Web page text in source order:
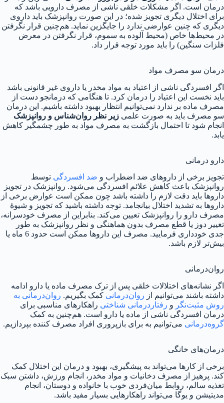
درمان است. اگر مشکلات خلقی ناشی از مصرف دارویی باشد که
برای اختلال دیگری تجویز شده؛ در این صورت روانپزشک باید داروی
دیگری که چنین عوارضی ندارد را جایگزین نماید. هم‌چنین قرار نگرفتن
در محیط‌ها خاص (محیط آلوده به سموم، قرار نگرفتن در معرض
فلزات سنگین) را باید مورد توجه قرار داد.
درمان سو مصرف مواد
اگر افسردگی ناشی از اعتیاد به مواد مخدر یا داروی غیر قانونی باشد
باید نخست این اعتیاد را درمان کرد. تا هنگامی که درمانجو دست از
مصرف ماده بر ندارد نمی‌توانیم انتظار بهبود داشته باشیم. این درمان
سو مصرف باید به صورت علمی زیر نظر روان‌شناس و روانپزشک
انجام شود تا احتمال بازگشت به مصرف مواد به طور چشمگیر کاهش
یابد.
دارو درمانی
تجویز برخی از داروهای ضد اضطراب و ضد افسردگی توسط
روانپزشک باعث کاهش علائم افسردگی می‌شود. روانپزشک در تجویز
داروها باید دقت لازم را داشته باشد چون ممکن است عوارض برخی از
داروها به تشدید اختلال بیانجامد. توجه داشته باشید که تجویز و شیوهٔ
مصرف دارو را روانپزشک تعیین می‌کند. بنابراین از مصرف خودسرانه،
تغییر دوز یا قطع مصرف بدون هماهنگی و نظر روانپزشک به طور
جدی خودداری فرمایید. مصرف این داروها ممکن است حدود 6 ماه یا
بیش‌تر لازم باشد.
روان‌درمانی
اگر نشانه‌های اختلالات خلقی پس از ترک مصرف ماده یا دارو ادامه
داشته باشند می‌توانیم از روان‌درمانی کمک بگیریم. روان‌درمانی به
روش مثبت‌نگر و رفتاردرمانی شناختی راهکارهای مناسبی برای
درمان افسردگی ناشی از ماده یا دارو است. هم‌چنین به کمک
گروه‌درمانی می‌توانیم به برای بازپروری افراد مصرف کننده بپردازیم.
درمان‌های خانگی
برخی از کارها می‌تواند به پیشگیری، بهبود و درمان این اختلال کمک
کند. پرهیز از مصرف دخانیات و مواد مخدر، انجام ورزش، داشتن سبک
تغذیه سالم، روابط میان‌فردی خوب با خانواده و دوستان، انجام
مدیتیشن و یوگا می‌تواند راهکارهایی بسیار مفید باشد.